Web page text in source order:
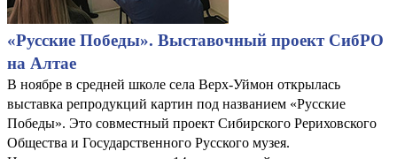
«Русские Победы». Выставочный проект СибРО
на Алтае
В ноябре в средней школе села Верх-Уймон открылась
выставка репродукций картин под названием «Русские
Победы». Это совместный проект Сибирского Рериховского
Общества и Государственного Русского музея.